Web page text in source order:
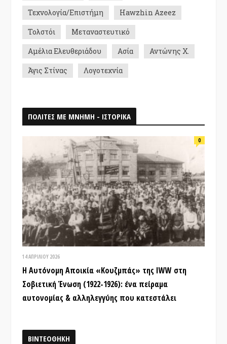
Τεχνολογία/Επιστήμη
Hawzhin Azeez
Τολστόι
Μεταναστευτικό
Αμέλια Ελευθεριάδου
Ασία
Αντώνης Χ.
Άγις Στίνας
Λογοτεχνία
ΠΟΛΙΤΕΣ ΜΕ ΜΝΗΜΗ - ΙΣΤΟΡΙΚΑ
0
14 ΑΠΡΙΛΊΟΥ 2026
Η Αυτόνομη Αποικία «Κουζμπάς» της IWW στη
Σοβιετική Ένωση (1922-1926): ένα πείραμα
αυτονομίας & αλληλεγγύης που κατεστάλει
ΒΙΝΤΕΟΘΗΚΗ